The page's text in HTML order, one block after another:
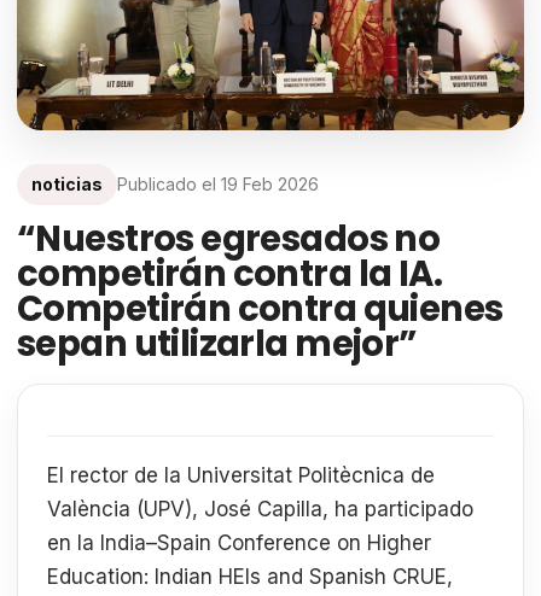
noticias Publicado el 19 Feb 2026
“Nuestros egresados no
competirán contra la IA.
Competirán contra quienes
sepan utilizarla mejor”
El rector de la Universitat Politècnica de
València (UPV), José Capilla, ha participado
en la India–Spain Conference on Higher
Education: Indian HEIs and Spanish CRUE,